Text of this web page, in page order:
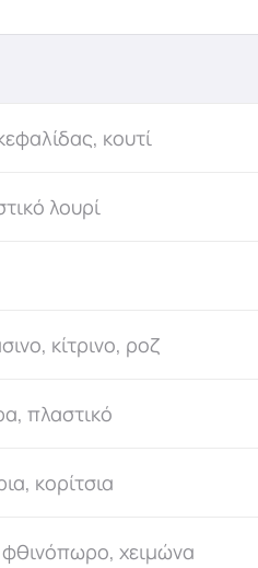
κουτί
λουρί
κίτρινο, ροζ
πλαστικό
κορίτσια
φθινόπωρο, χειμώνα